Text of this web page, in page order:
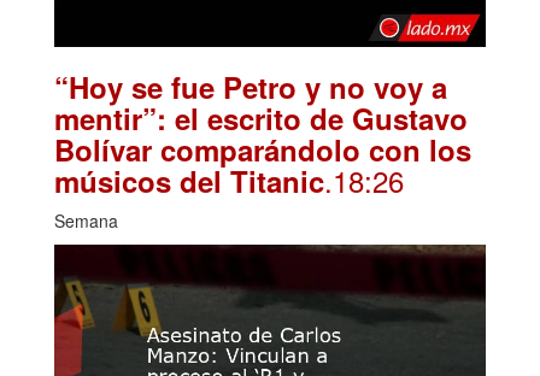
“Hoy se fue Petro y no voy a
mentir”: el escrito de Gustavo
Bolívar comparándolo con los
músicos del Titanic.18:26
Semana